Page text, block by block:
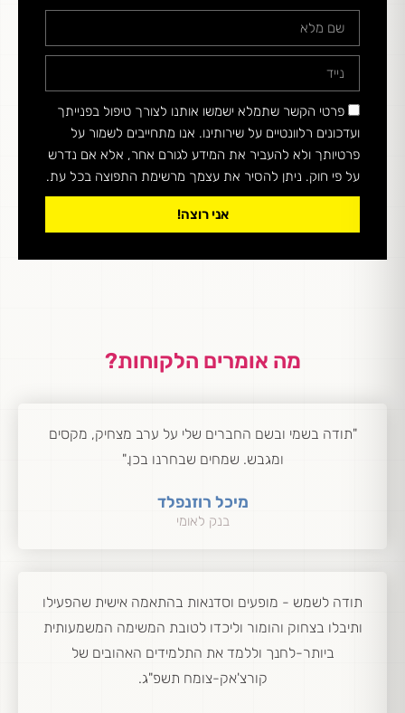
פרטי הקשר שתמלא ישמשו אותנו לצורך טיפול בפנייתך
ועדכונים רלוונטיים על שירותינו. אנו מתחייבים לשמור על
פרטיותך ולא להעביר את המידע לגורם אחר, אלא אם נדרש
על פי חוק. ניתן להסיר את עצמך מרשימת התפוצה בכל עת.
אני רוצה!
מה אומרים הלקוחות?
"תודה בשמי ובשם החברים שלי על ערב מצחיק, מקסים
ומגבש. שמחים שבחרנו בכן."
מיכל רוזנפלד
בנק לאומי
תודה לשמש - מופעים וסדנאות בהתאמה אישית שהפעילו
ותיבלו בצחוק והומור וליכדו לטובת המשימה המשמעותית
ביותר-לחנך וללמד את התלמידים האהובים של
קורצ'אק-צומח תשפ"ג.